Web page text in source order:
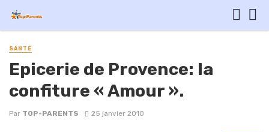
SANTÉ
Epicerie de Provence: la
confiture « Amour ».
Par TOP-PARENTS 25 janvier 2010